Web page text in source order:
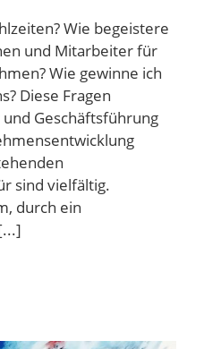
Wie begeistere
und Mitarbeiter für
Wie gewinne ich
Diese Fragen
Geschäftsführung
sind vielfältig.
durch ein